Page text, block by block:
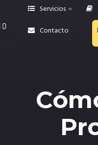
Servicios
Producción de BATERÍAS
Contacto